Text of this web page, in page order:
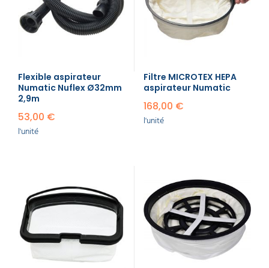
Flexible aspirateur
Numatic Nuflex Ø32mm
2,9m
53,00 €
l'unité
Filtre MICROTEX HEPA
aspirateur Numatic
168,00 €
l'unité